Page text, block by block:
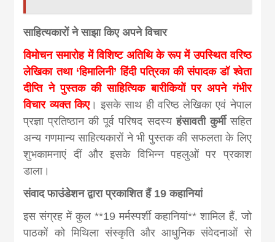
साहित्यकारों ने साझा किए अपने विचार
विमोचन समारोह में विशिष्ट अतिथि के रूप में उपस्थित वरिष्ठ
लेखिका तथा ‘हिमालिनी’ हिंदी पत्रिका की संपादक डॉ श्वेता
दीप्ति ने पुस्तक की साहित्यिक बारीकियों पर अपने गंभीर
विचार व्यक्त किए। इसके साथ ही वरिष्ठ लेखिका एवं नेपाल
प्रज्ञा प्रतिष्ठान की पूर्व परिषद सदस्यहंसावती कुर्मीसहित
अन्य गणमान्य साहित्यकारों ने भी पुस्तक की सफलता के लिए
शुभकामनाएं दीं और इसके विभिन्न पहलुओं पर प्रकाश
डाला।
संवाद फाउंडेशन द्वारा प्रकाशित हैं 19 कहानियां
इस संग्रह में कुल **19 मर्मस्पर्शी कहानियां** शामिल हैं, जो
पाठकों को मिथिला संस्कृति और आधुनिक संवेदनाओं से